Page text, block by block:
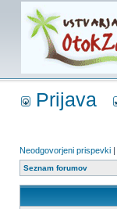
Prijava
Neodgovorjeni prispevki |
Seznam forumov